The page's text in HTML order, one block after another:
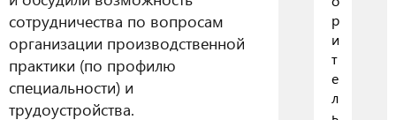
сотрудничества по вопросам
организации производственной
практики (по профилю
специальности) и
трудоустройства.
р
и
т
е
л